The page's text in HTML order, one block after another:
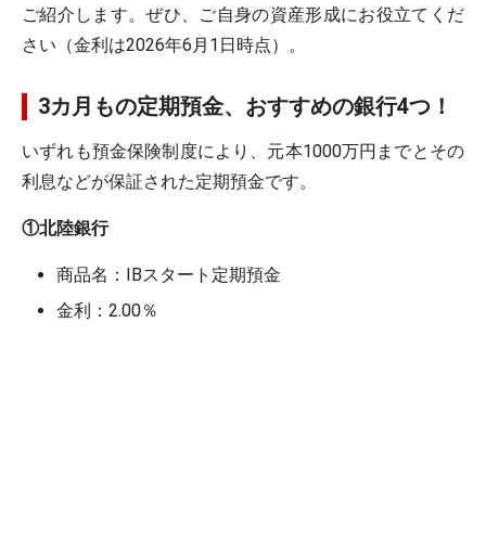
ご紹介します。ぜひ、ご自身の資産形成にお役立てくだ
さい（金利は2026年6月1日時点）。
3カ月もの定期預金、おすすめの銀行4つ！
いずれも預金保険制度により、元本1000万円までとその
利息などが保証された定期預金です。
①北陸銀行
商品名：IBスタート定期預金
金利：2.00％